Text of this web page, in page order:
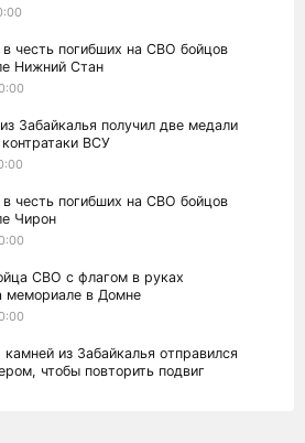
честь погибших на СВО бойцов
Нижний Стан
Забайкалья получил две медали
ВСУ
честь погибших на СВО бойцов
Чирон
СВО с флагом в руках
мемориале в Домне
камней из Забайкалья отправился
чтобы повторить подвиг